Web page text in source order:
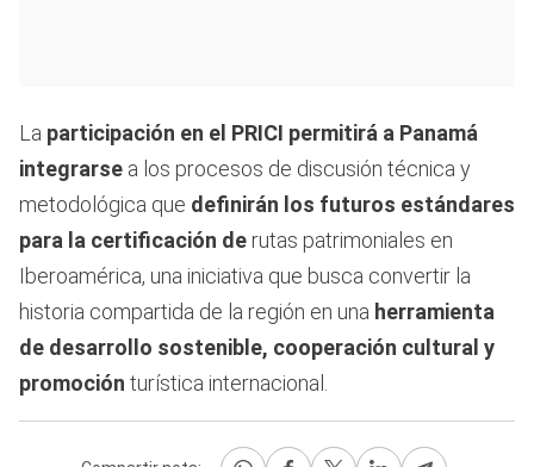
La participación en el PRICI permitirá a Panamá
integrarse a los procesos de discusión técnica y
metodológica que definirán los futuros estándares
para la certificación de rutas patrimoniales en
Iberoamérica, una iniciativa que busca convertir la
historia compartida de la región en una herramienta
de desarrollo sostenible, cooperación cultural y
promoción turística internacional.